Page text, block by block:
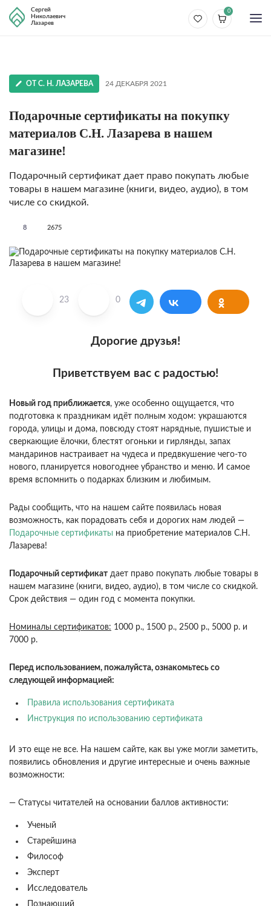
Сергей
Николаевич
Лазарев
0
ОТ С. Н. ЛАЗАРЕВА 24 ДЕКАБРЯ 2021
Подарочные сертификаты на покупку
материалов С.Н. Лазарева в нашем
магазине!
Подарочный сертификат дает право покупать любые
товары в нашем магазине (книги, видео, аудио), в том
числе со скидкой.
8 2675
23 0
Дорогие друзья!
Приветствуем вас с радостью!
Новый год приближается, уже особенно ощущается, что
подготовка к праздникам идёт полным ходом: украшаются
города, улицы и дома, повсюду стоят нарядные, пушистые и
сверкающие ёлочки, блестят огоньки и гирлянды, запах
мандаринов настраивает на чудеса и предвкушение чего-то
нового, планируется новогоднее убранство и меню. И самое
время вспомнить о подарках близким и любимым.
Рады сообщить, что на нашем сайте появилась новая
возможность, как порадовать себя и дорогих нам людей —
Подарочные сертификаты на приобретение материалов С.Н.
Лазарева!
Подарочный сертификат дает право покупать любые товары в
нашем магазине (книги, видео, аудио), в том числе со скидкой.
Срок действия — один год с момента покупки.
Номиналы сертификатов: 1000 р., 1500 р., 2500 р., 5000 р. и
7000 р.
Перед использованием, пожалуйста, ознакомьтесь со
следующей информацией:
Правила использования сертификата
Инструкция по использованию сертификата
И это еще не все. На нашем сайте, как вы уже могли заметить,
появились обновления и другие интересные и очень важные
возможности:
— Статусы читателей на основании баллов активности:
Ученый
Старейшина
Философ
Эксперт
Исследователь
Познающий